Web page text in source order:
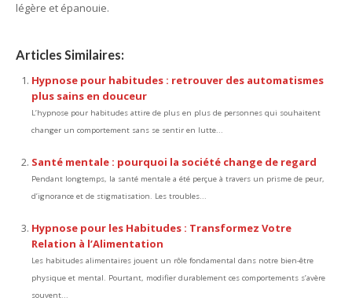
légère et épanouie.
Articles Similaires:
Hypnose pour habitudes : retrouver des automatismes
plus sains en douceur
L’hypnose pour habitudes attire de plus en plus de personnes qui souhaitent
changer un comportement sans se sentir en lutte...
Santé mentale : pourquoi la société change de regard
Pendant longtemps, la santé mentale a été perçue à travers un prisme de peur,
d’ignorance et de stigmatisation. Les troubles...
Hypnose pour les Habitudes : Transformez Votre
Relation à l’Alimentation
Les habitudes alimentaires jouent un rôle fondamental dans notre bien-être
physique et mental. Pourtant, modifier durablement ces comportements s’avère
souvent...